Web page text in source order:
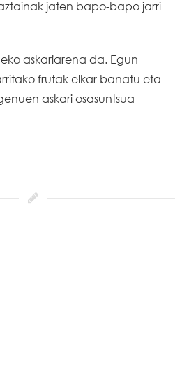
jaten bapo-bapo jarri
askariarena da. Egun
frutak elkar banatu eta
askari osasuntsua